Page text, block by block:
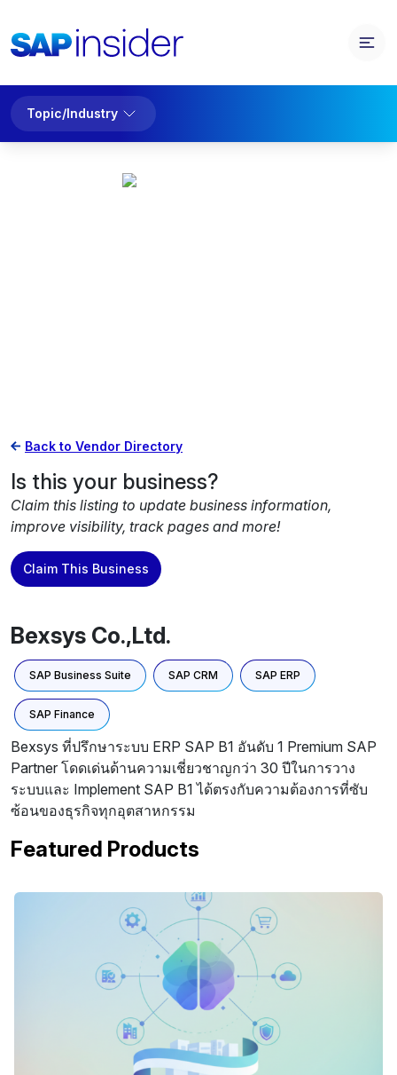
Topic/Industry
Back to Vendor Directory
Is this your business?
Claim this listing to update business information,
improve visibility, track pages and more!
Claim This Business
Bexsys Co.,Ltd.
SAP Business Suite SAP CRM SAP ERP
SAP Finance
Bexsys ที่ปรึกษาระบบ ERP SAP B1 อันดับ 1 Premium SAP
Partner โดดเด่นด้านความเชี่ยวชาญกว่า 30 ปีในการวาง
ระบบและ Implement SAP B1 ได้ตรงกับความต้องการที่ซับ
ซ้อนของธุรกิจทุกอุตสาหกรรม
Featured Products